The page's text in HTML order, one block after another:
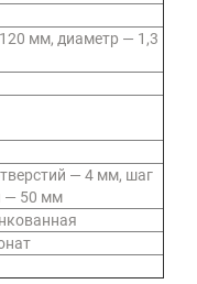
мм, диаметр — 1,3
— 4 мм, шаг
— 50 мм